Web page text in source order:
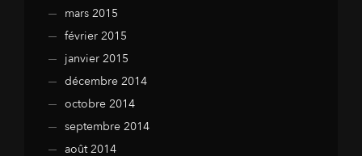
mars 2015
février 2015
janvier 2015
décembre 2014
octobre 2014
septembre 2014
août 2014